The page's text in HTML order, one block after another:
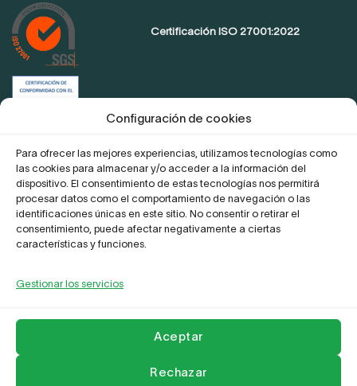
Configuración de cookies
Para ofrecer las mejores experiencias, utilizamos tecnologías como
las cookies para almacenar y/o acceder a la información del
dispositivo. El consentimiento de estas tecnologías nos permitirá
procesar datos como el comportamiento de navegación o las
identificaciones únicas en este sitio. No consentir o retirar el
consentimiento, puede afectar negativamente a ciertas
características y funciones.
Gestionar los servicios
Aceptar
Rechazar
Certificación ISO 27001:2022
Certificación de conformidad con el
ENS
Proyecto Digitaliza Teletrabajo